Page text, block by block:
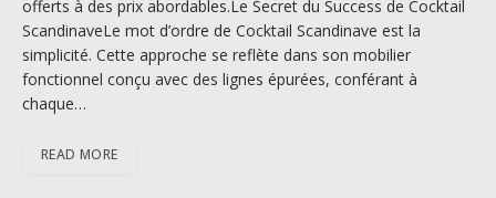
offerts à des prix abordables.Le Secret du Success de Cocktail
ScandinaveLe mot d’ordre de Cocktail Scandinave est la
simplicité. Cette approche se reflète dans son mobilier
fonctionnel conçu avec des lignes épurées, conférant à
chaque…
READ MORE